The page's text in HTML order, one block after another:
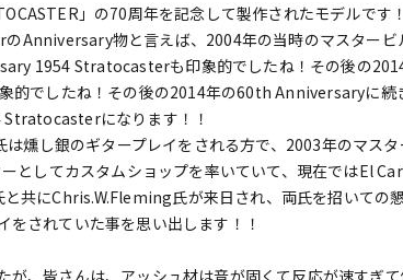
」の70周年を記念して製作されたモデルです！
Anniversary物と言えば、2004年の当時のマスター
1954 Stratocasterも印象的でしたね！その後の
的でしたね！その後の2014年の60th Anniversaryに続
になります！！
燻し銀のギタープレイをされる方で、2003年のマス
としてカスタムショップを率いていて、現在ではEl
共にChris.W.Fleming氏が来日され、両氏を招いての
をされていた事を思い出します！！
が、皆さんは、アッシュ材は音が固くて反応が速すぎ